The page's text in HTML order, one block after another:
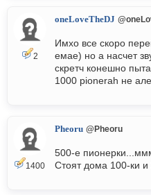
2
oneLoveTheDJ
Имхо все скоро
емае) но а насчет
скретч конешно
1000 pionerah не
1400
Pheoru @Pheoru
500-е
Стоят дома 100-ки и